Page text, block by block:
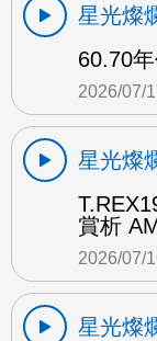
星光燦
60.70
2026/07/
星光燦
賞析
2026/07/
星光燦